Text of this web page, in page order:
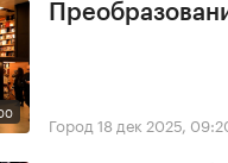
Город 18 дек 2025,